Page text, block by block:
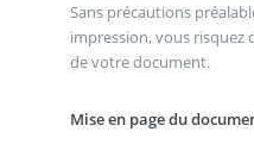
Sans précautions
impression, vous risquez
de votre document.
Mise en page du